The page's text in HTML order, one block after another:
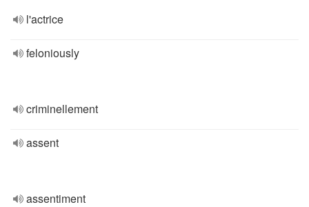
l'actrice
feloniously
criminellement
assent
assentiment